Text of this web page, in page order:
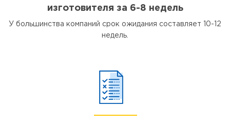
изготовителя за 6-8 недель
У большинства компаний срок ожидания составляет 10-12
недель.